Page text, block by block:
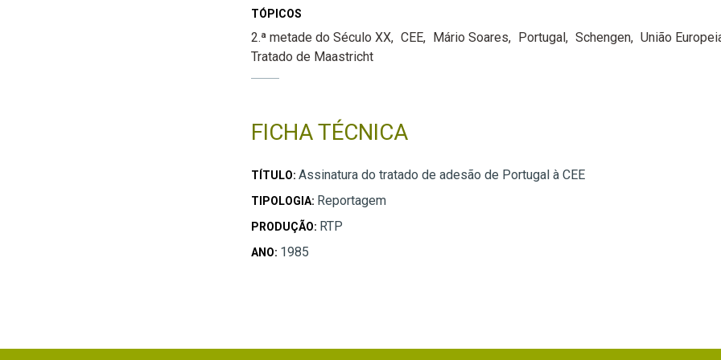
TÓPICOS
2.ª metade do Século XX CEE Mário Soares Portugal Schengen
União
Tratado de Maastricht
FICHA TÉCNICA
TÍTULO: Assinatura do tratado de adesão de Portugal à CEE
TIPOLOGIA: Reportagem
PRODUÇÃO: RTP
ANO: 1985